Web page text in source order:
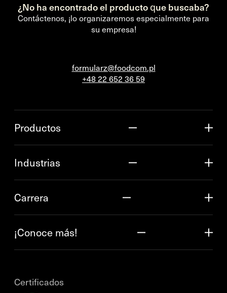
¿No ha encontrado el producto que buscaba?
Contáctenos, ¡lo organizaremos especialmente para
su empresa!
formularz@foodcom.pl
+48 22 652 36 59
Productos
Industrias
Carrera
¡Conoce más!
Certificados